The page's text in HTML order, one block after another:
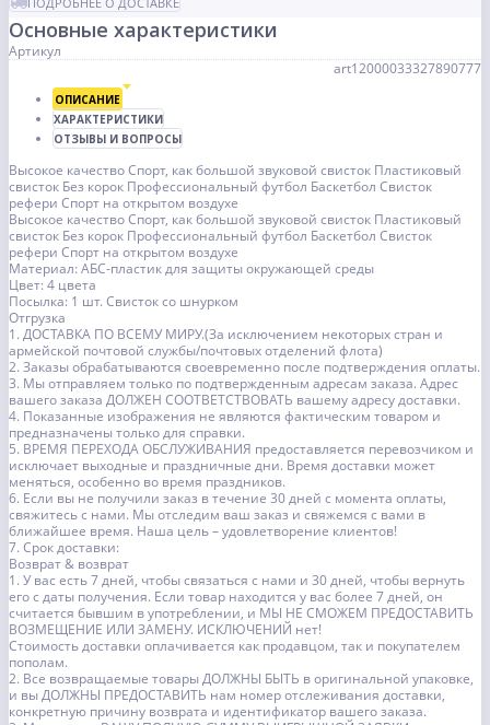
Основные характеристики
Артикул
art12000033327890777
ОПИСАНИЕ
ХАРАКТЕРИСТИКИ
ОТЗЫВЫ И ВОПРОСЫ
Высокое качество Спорт, как большой звуковой свисток Пластиковый
свисток Без корок Профессиональный футбол Баскетбол Свисток
рефери Спорт на открытом воздухе
Высокое качество Спорт, как большой звуковой свисток Пластиковый
свисток Без корок Профессиональный футбол Баскетбол Свисток
рефери Спорт на открытом воздухе
Материал: АБС-пластик для защиты окружающей среды
Цвет: 4 цвета
Посылка: 1 шт. Свисток со шнурком
Отгрузка
1. ДОСТАВКА ПО ВСЕМУ МИРУ.(За исключением некоторых стран и
армейской почтовой службы/почтовых отделений флота)
2. Заказы обрабатываются своевременно после подтверждения оплаты.
3. Мы отправляем только по подтвержденным адресам заказа. Адрес
вашего заказа ДОЛЖЕН СООТВЕТСТВОВАТЬ вашему адресу доставки.
4. Показанные изображения не являются фактическим товаром и
предназначены только для справки.
5. ВРЕМЯ ПЕРЕХОДА ОБСЛУЖИВАНИЯ предоставляется перевозчиком и
исключает выходные и праздничные дни. Время доставки может
меняться, особенно во время праздников.
6. Если вы не получили заказ в течение 30 дней с момента оплаты,
свяжитесь с нами. Мы отследим ваш заказ и свяжемся с вами в
ближайшее время. Наша цель – удовлетворение клиентов!
7. Срок доставки:
Возврат & возврат
1. У вас есть 7 дней, чтобы связаться с нами и 30 дней, чтобы вернуть
его с даты получения. Если товар находится у вас более 7 дней, он
считается бывшим в употреблении, и МЫ НЕ СМОЖЕМ ПРЕДОСТАВИТЬ
ВОЗМЕЩЕНИЕ ИЛИ ЗАМЕНУ. ИСКЛЮЧЕНИЙ нет!
Стоимость доставки оплачивается как продавцом, так и покупателем
пополам.
2. Все возвращаемые товары ДОЛЖНЫ БЫТЬ в оригинальной упаковке,
и вы ДОЛЖНЫ ПРЕДОСТАВИТЬ нам номер отслеживания доставки,
конкретную причину возврата и идентификатор вашего заказа.